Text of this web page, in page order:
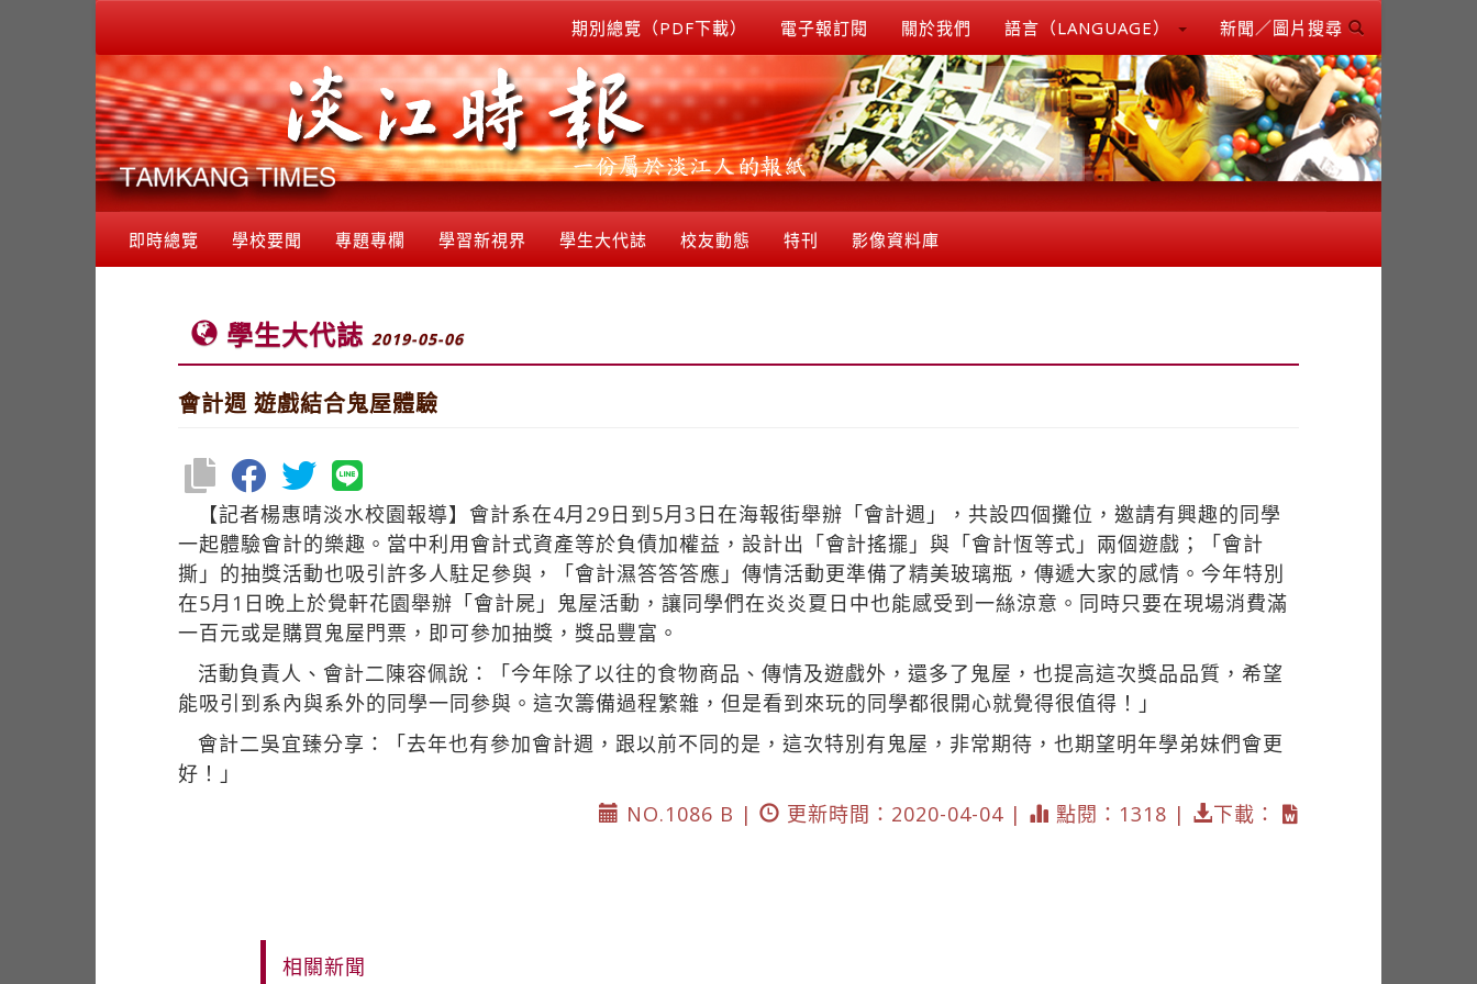
期別總覽（PDF下載） 電子報訂閱 關於我們 語言（LANGUAGE） 新聞／圖片搜尋
即時總覽 學校要聞 專題專欄 學習新視界 學生大代誌 校友動態 特刊 影像資料庫
學生大代誌 2019-05-06
會計週 遊戲結合鬼屋體驗
【記者楊惠晴淡水校園報導】會計系在4月29日到5月3日在海報街舉辦「會計週」，共設四個攤位，邀請有興趣的同學
一起體驗會計的樂趣。當中利用會計式資產等於負債加權益，設計出「會計搖擺」與「會計恆等式」兩個遊戲；「會計
撕」的抽獎活動也吸引許多人駐足參與，「會計濕答答答應」傳情活動更準備了精美玻璃瓶，傳遞大家的感情。今年特別
在5月1日晚上於覺軒花園舉辦「會計屍」鬼屋活動，讓同學們在炎炎夏日中也能感受到一絲涼意。同時只要在現場消費滿
一百元或是購買鬼屋門票，即可參加抽獎，獎品豐富。
活動負責人、會計二陳容佩說：「今年除了以往的食物商品、傳情及遊戲外，還多了鬼屋，也提高這次獎品品質，希望
能吸引到系內與系外的同學一同參與。這次籌備過程繁雜，但是看到來玩的同學都很開心就覺得很值得！」
會計二吳宜臻分享：「去年也有參加會計週，跟以前不同的是，這次特別有鬼屋，非常期待，也期望明年學弟妹們會更
好！」
NO.1086 B |
更新時間：2020-04-04 | 點閱：1318 | 下載：
相關新聞